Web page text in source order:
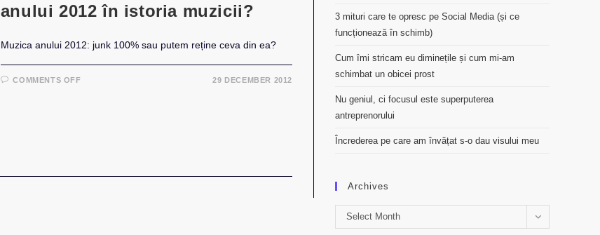
anului 2012 în istoria muzicii?
Muzica anului 2012: junk 100% sau putem reține ceva din ea?
COMMENTS OFFON
29 DECEMBER 2012
3 mituri care te opresc pe Social Media (și ce
funcționează în schimb)
Cum îmi stricam eu diminețile și cum mi-am
schimbat un obicei prost
Nu geniul, ci focusul este superputerea
antreprenorului
Încrederea pe care am învățat s-o dau visului meu
Archives
Archives
Select Month